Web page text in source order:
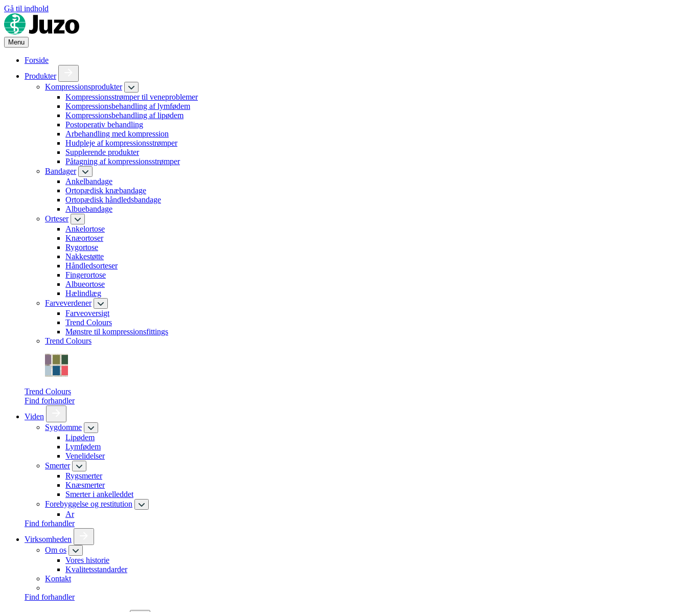
Gå til indhold
Menu
Forside
Produkter
Kompressionsprodukter
Kompressionsstrømper til veneproblemer
Kompressionsbehandling af lymfødem
Kompressionsbehandling af lipødem
Postoperativ behandling
Arbehandling med kompression
Hudpleje af kompressionsstrømper
Supplerende produkter
Påtagning af kompressionsstrømper
Bandager
Ankelbandage
Ortopædisk knæbandage
Ortopædisk håndledsbandage
Albuebandage
Orteser
Ankelortose
Knæortoser
Rygortose
Nakkestøtte
Håndledsorteser
Fingerortose
Albueortose
Hælindlæg
Farveverdener
Farveoversigt
Trend Colours
Mønstre til kompressionsfittings
Trend Colours
Trend Colours
Find forhandler
Viden
Sygdomme
Lipødem
Lymfødem
Venelidelser
Smerter
Rygsmerter
Knæsmerter
Smerter i ankelleddet
Forebyggelse og restitution
Ar
Find forhandler
Virksomheden
Om os
Vores historie
Kvalitetsstandarder
Kontakt
Find forhandler